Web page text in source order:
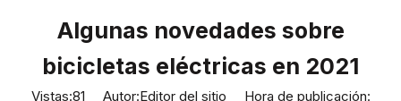
Algunas novedades sobre
bicicletas eléctricas en 2021
Vistas:81 Autor:Editor del sitio Hora de publicación: